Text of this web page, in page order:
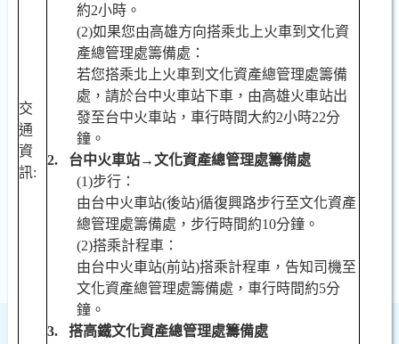
交
通
資
訊:
約2小時。
(2)如果您由高雄方向搭乘北上火車到文化資
產總管理處籌備處：
若您搭乘北上火車到文化資產總管理處籌備
處，請於台中火車站下車，由高雄火車站出
發至台中火車站，車行時間大約2小時22分
鐘。
2.
台中火車站→文化資產總管理處籌備處
(1)步行：
由台中火車站(後站)循復興路步行至文化資產
總管理處籌備處，步行時間約10分鐘。
(2)搭乘計程車：
由台中火車站(前站)搭乘計程車，告知司機至
文化資產總管理處籌備處，車行時間約5分
鐘。
3.
搭高鐵文化資產總管理處籌備處